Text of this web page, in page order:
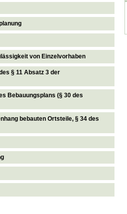
von Einzelvorhaben
§ 11 Absatz 3 der
Bebauungsplans (§ 30 des
bebauten Ortsteile, § 34 des